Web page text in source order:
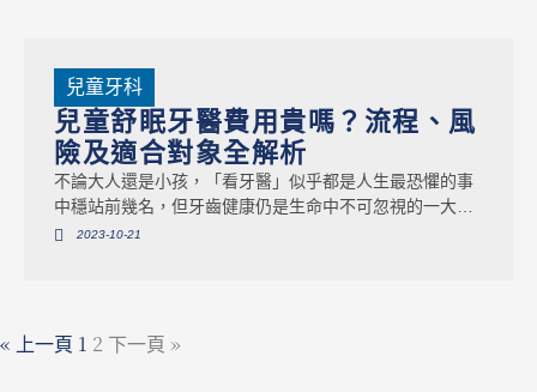
兒童牙科
兒童舒眠牙醫費用貴嗎？流程、風
險及適合對象全解析
不論大人還是小孩，「看牙醫」似乎都是人生最恐懼的事
中穩站前幾名，但牙齒健康仍是生命中不可忽視的一大課
題，幸好隨著現代醫療發展，我們可以使用藥物的方式，
2023-10-21
« 上一頁 1 2 下一頁 »